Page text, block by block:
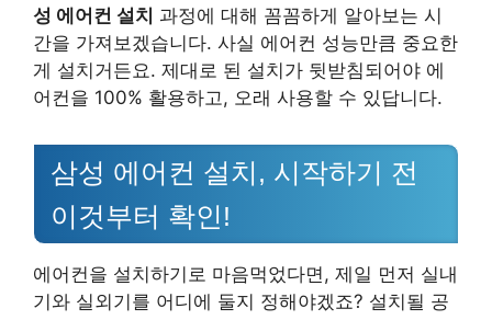
성 에어컨 설치 과정에 대해 꼼꼼하게 알아보는 시
간을 가져보겠습니다. 사실 에어컨 성능만큼 중요한
게 설치거든요. 제대로 된 설치가 뒷받침되어야 에
어컨을 100% 활용하고, 오래 사용할 수 있답니다.
삼성 에어컨 설치, 시작하기 전
이것부터 확인!
에어컨을 설치하기로 마음먹었다면, 제일 먼저 실내
기와 실외기를 어디에 둘지 정해야겠죠? 설치될 공